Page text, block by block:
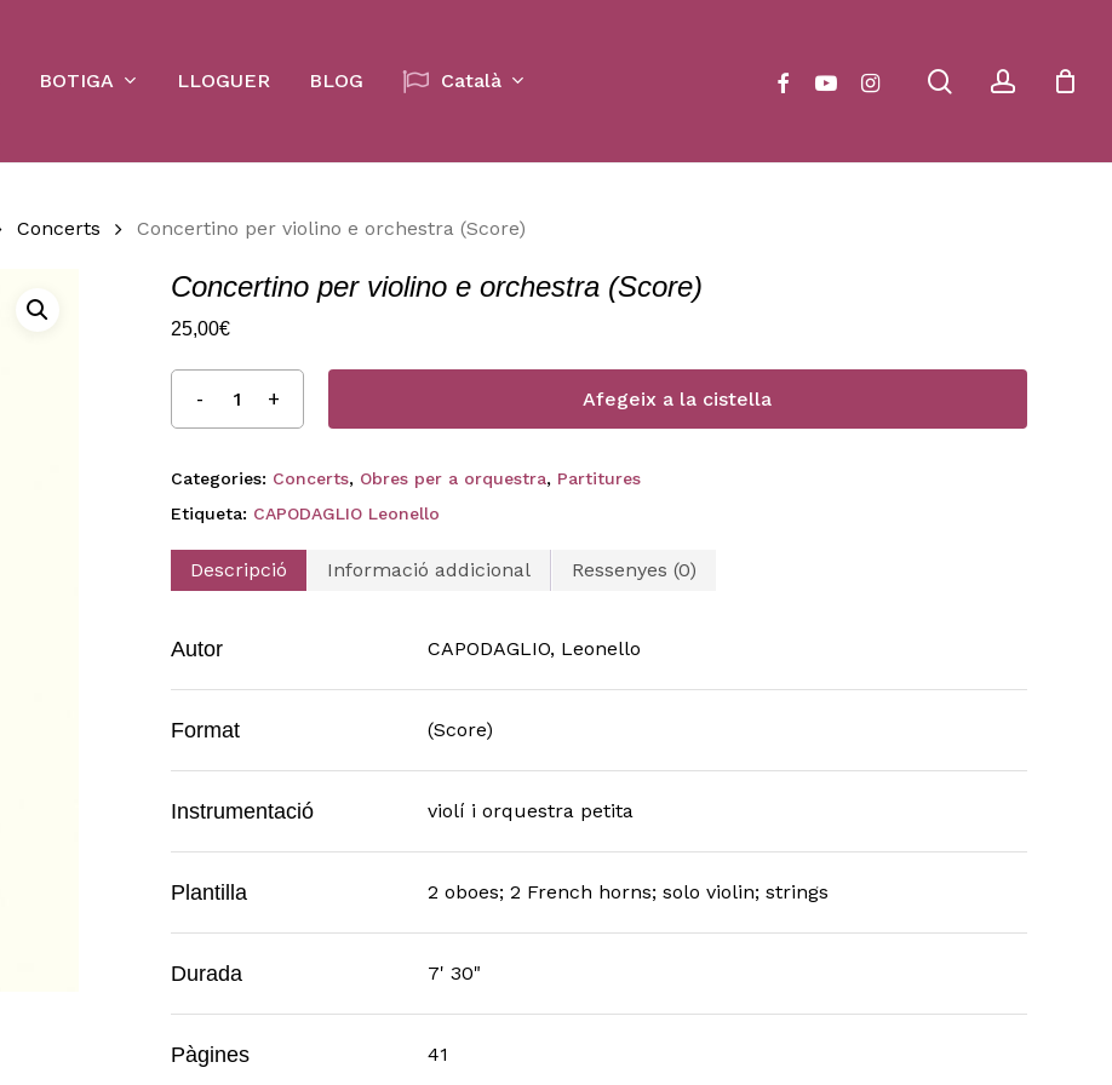
BOTIGA LLOGUER BLOG Català searchaccount
facebookyoutubeinstagram Cart
Concerts Concertino per violino e orchestra (Score)
Concertino per violino e orchestra (Score)
25,00€
Afegeix a la cistella
Categories: Concerts, Obres per a orquestra, Partitures
Etiqueta: CAPODAGLIO Leonello
Descripció Informació addicional Ressenyes (0)
Autor CAPODAGLIO, Leonello
Format (Score)
Instrumentació violí i orquestra petita
Plantilla 2 oboes; 2 French horns; solo violin; strings
Durada 7' 30"
Pàgines 41